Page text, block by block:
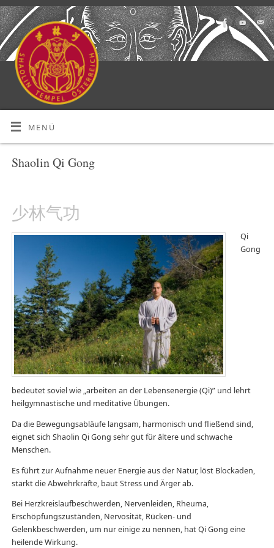
MENÜ
Shaolin Qi Gong
少林气功
Qi
Gong
bedeutet soviel wie „arbeiten an der Lebensenergie (Qi)” und lehrt
heilgymnastische und meditative Übungen.
Da die Bewegungsabläufe langsam, harmonisch und fließend sind,
eignet sich Shaolin Qi Gong sehr gut für ältere und schwache
Menschen.
Es führt zur Aufnahme neuer Energie aus der Natur, löst Blockaden,
stärkt die Abwehrkräfte, baut Stress und Ärger ab.
Bei Herzkreislaufbeschwerden, Nervenleiden, Rheuma,
Erschöpfungszuständen, Nervosität, Rücken- und
Gelenkbeschwerden, um nur einige zu nennen, hat Qi Gong eine
heilende Wirkung.